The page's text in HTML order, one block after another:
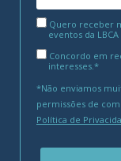
Quero receber
eventos da LBCA
Concordo em
interesses.*
*Não enviamos
permissões de
Política de